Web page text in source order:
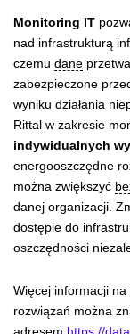
Monitoring IT
nad infrastrukturą
czemu dane
zabezpieczone
wyniku działania
Rittal w zakresie
indywidualnych
energooszczędne
można zwiększyć
danej organizacji.
dostępie do
oszczędności
Więcej informacji
rozwiązań można